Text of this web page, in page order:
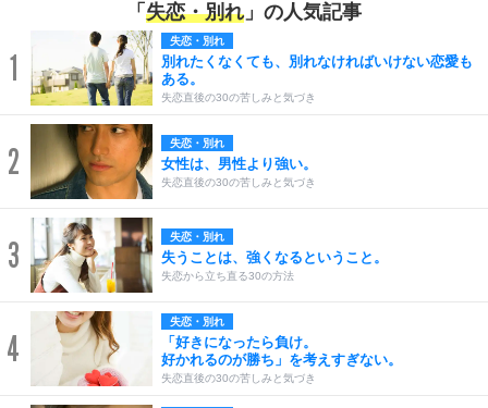
「 失恋・別れ 」の人気記事
1
失恋・別れ
別れたくなくても、別れなければいけない恋愛も
ある。
失恋直後の30の苦しみと気づき
2 失恋・別れ
女性は、男性より強い。
失恋直後の30の苦しみと気づき
3 失恋・別れ
失うことは、強くなるということ。
失恋から立ち直る30の方法
4
失恋・別れ
「好きになったら負け。
好かれるのが勝ち」を考えすぎない。
失恋直後の30の苦しみと気づき